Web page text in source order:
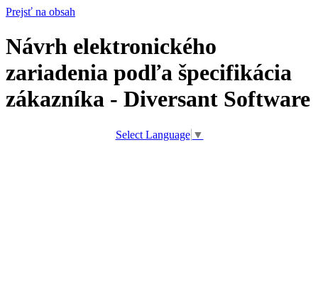
Prejsť na obsah
Návrh elektronického
zariadenia podľa špecifikácia
zákazníka - Diversant Software
Select Language ▼